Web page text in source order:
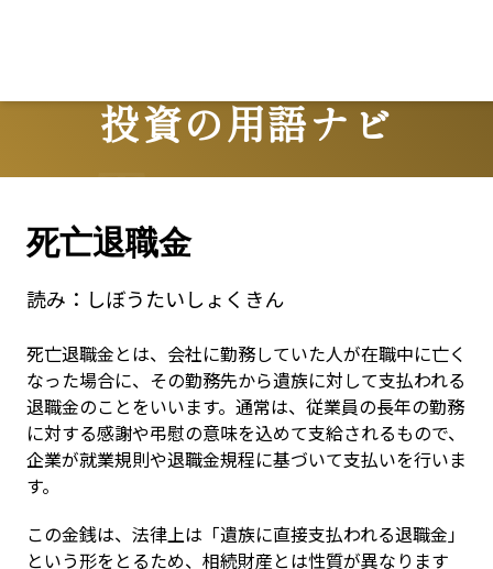
投資の用語ナビ
Terms
死亡退職金
読み： しぼうたいしょくきん
死亡退職金とは、会社に勤務していた人が在職中に亡く
なった場合に、その勤務先から遺族に対して支払われる
退職金のことをいいます。通常は、従業員の長年の勤務
に対する感謝や弔慰の意味を込めて支給されるもので、
企業が就業規則や退職金規程に基づいて支払いを行いま
す。
この金銭は、法律上は「遺族に直接支払われる退職金」
という形をとるため、相続財産とは性質が異なります